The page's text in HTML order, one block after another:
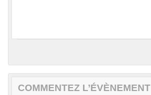
COMMENTEZ L’ÉVÈNEMENT